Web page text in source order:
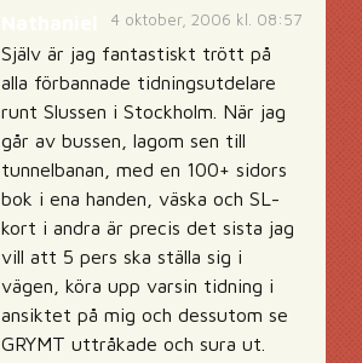
4 oktober, 2006 kl. 08:57
Själv är jag fantastiskt trött på
alla förbannade tidningsutdelare
runt Slussen i Stockholm. När jag
går av bussen, lagom sen till
tunnelbanan, med en 100+ sidors
bok i ena handen, väska och SL-
kort i andra är precis det sista jag
vill att 5 pers ska ställa sig i
vägen, köra upp varsin tidning i
ansiktet på mig och dessutom se
GRYMT uttråkade och sura ut.